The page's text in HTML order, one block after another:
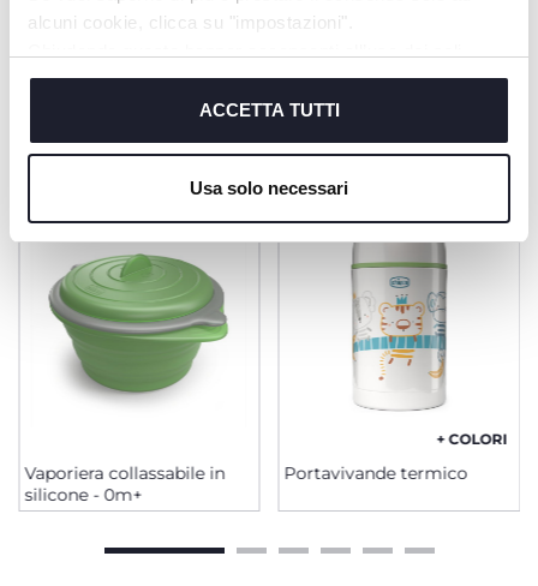
alcuni cookie, clicca su "impostazioni".
cookie tecnici, indispensabili per fruire del servizio
ACCETTA TUTTI
Usa solo necessari
PRODOTTI CHE POTREBBERO
INTERESSARTI
Vaporiera collassabile in
silicone - 0m+
+ COLORI
Portavivande termico